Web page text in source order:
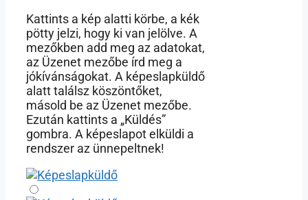
Kattints a kép alatti körbe, a kék
pötty jelzi, hogy ki van jelölve. A
mezőkben add meg az adatokat,
az Üzenet mezőbe írd meg a
jókívánságokat. A képeslapküldő
alatt találsz köszöntőket,
másold be az Üzenet mezőbe.
Ezután kattints a „Küldés”
gombra. A képeslapot elküldi a
rendszer az ünnepeltnek!